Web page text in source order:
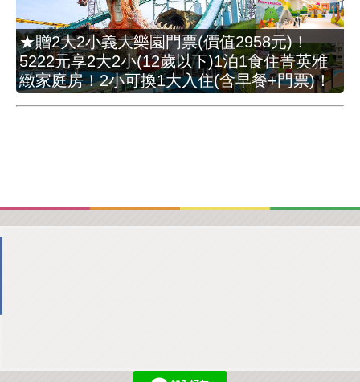
★贈2大2小義大樂園門票(價值2958元)！
5222元享2大2小(12歲以下)1泊1食住菁英雅
緻家庭房！2小可換1大入住(含早餐+門票)！